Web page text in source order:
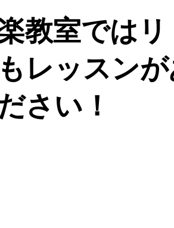
教室では
レッスン
さい！